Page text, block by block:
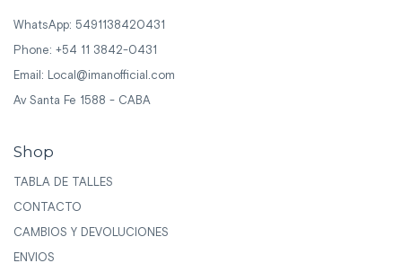
WhatsApp: 5491138420431
Phone: +54 11 3842-0431
Email: Local@imanofficial.com
Av Santa Fe 1588 - CABA
Shop
TABLA DE TALLES
CONTACTO
CAMBIOS Y DEVOLUCIONES
ENVIOS